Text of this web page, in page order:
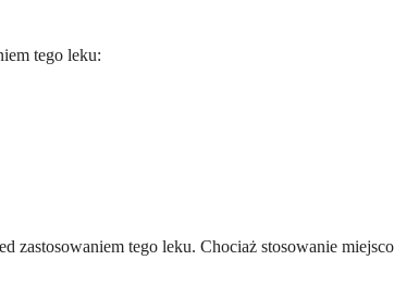
tego leku:
tego leku. Chociaż stosowanie